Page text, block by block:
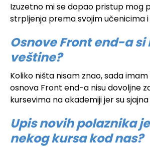
Izuzetno mi se dopao pristup mog
strpljenja prema svojim učenicima
Osnove Front end-a
veštine?
Koliko ništa nisam znao, sada
osnova Front end-a nisu dovoljne
kursevima na akademiji jer su
Upis novih polaznika
nekog kursa kod nas?